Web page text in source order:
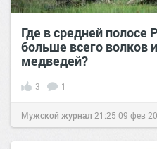
Где в средней полосе
больше всего волков и
медведей?
3 1
Мужской журнал 21:25 09 фев